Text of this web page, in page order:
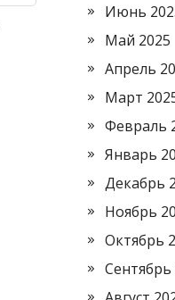
Июнь
Май 2025
Апрель
Март
Февраль
Январь
Декабрь
Ноябрь
Октябрь
Сентябрь